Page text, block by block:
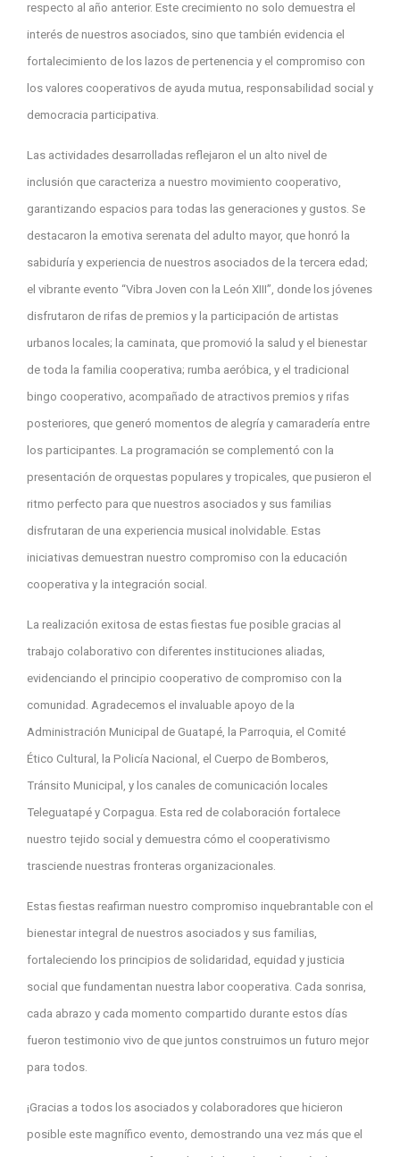
respecto al año anterior. Este crecimiento no solo demuestra el
interés de nuestros asociados, sino que también evidencia el
fortalecimiento de los lazos de pertenencia y el compromiso con
los valores cooperativos de ayuda mutua, responsabilidad social y
democracia participativa.
Las actividades desarrolladas reflejaron el un alto nivel de
inclusión que caracteriza a nuestro movimiento cooperativo,
garantizando espacios para todas las generaciones y gustos. Se
destacaron la emotiva serenata del adulto mayor, que honró la
sabiduría y experiencia de nuestros asociados de la tercera edad;
el vibrante evento “Vibra Joven con la León XIII”, donde los jóvenes
disfrutaron de rifas de premios y la participación de artistas
urbanos locales; la caminata, que promovió la salud y el bienestar
de toda la familia cooperativa; rumba aeróbica, y el tradicional
bingo cooperativo, acompañado de atractivos premios y rifas
posteriores, que generó momentos de alegría y camaradería entre
los participantes. La programación se complementó con la
presentación de orquestas populares y tropicales, que pusieron el
ritmo perfecto para que nuestros asociados y sus familias
disfrutaran de una experiencia musical inolvidable. Estas
iniciativas demuestran nuestro compromiso con la educación
cooperativa y la integración social.
La realización exitosa de estas fiestas fue posible gracias al
trabajo colaborativo con diferentes instituciones aliadas,
evidenciando el principio cooperativo de compromiso con la
comunidad. Agradecemos el invaluable apoyo de la
Administración Municipal de Guatapé, la Parroquia, el Comité
Ético Cultural, la Policía Nacional, el Cuerpo de Bomberos,
Tránsito Municipal, y los canales de comunicación locales
Teleguatapé y Corpagua. Esta red de colaboración fortalece
nuestro tejido social y demuestra cómo el cooperativismo
trasciende nuestras fronteras organizacionales.
Estas fiestas reafirman nuestro compromiso inquebrantable con el
bienestar integral de nuestros asociados y sus familias,
fortaleciendo los principios de solidaridad, equidad y justicia
social que fundamentan nuestra labor cooperativa. Cada sonrisa,
cada abrazo y cada momento compartido durante estos días
fueron testimonio vivo de que juntos construimos un futuro mejor
para todos.
¡Gracias a todos los asociados y colaboradores que hicieron
posible este magnífico evento, demostrando una vez más que el